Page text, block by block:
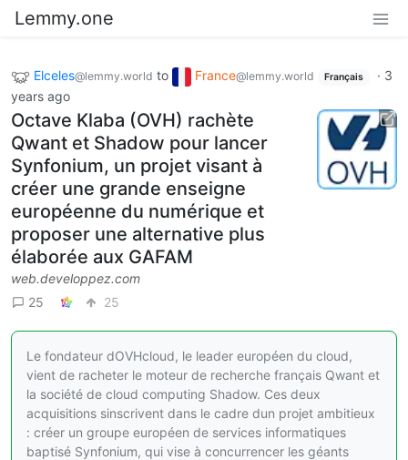
Lemmy.one
Elceles@lemmy.world to France@lemmy.world Français · 3
years ago
Octave Klaba (OVH) rachète
Qwant et Shadow pour lancer
Synfonium, un projet visant à
créer une grande enseigne
européenne du numérique et
proposer une alternative plus
élaborée aux GAFAM
web.developpez.com
25
25
Le fondateur dOVHcloud, le leader européen du cloud,
vient de racheter le moteur de recherche français Qwant et
la société de cloud computing Shadow. Ces deux
acquisitions sinscrivent dans le cadre dun projet ambitieux
: créer un groupe européen de services informatiques
baptisé Synfonium, qui vise à concurrencer les géants